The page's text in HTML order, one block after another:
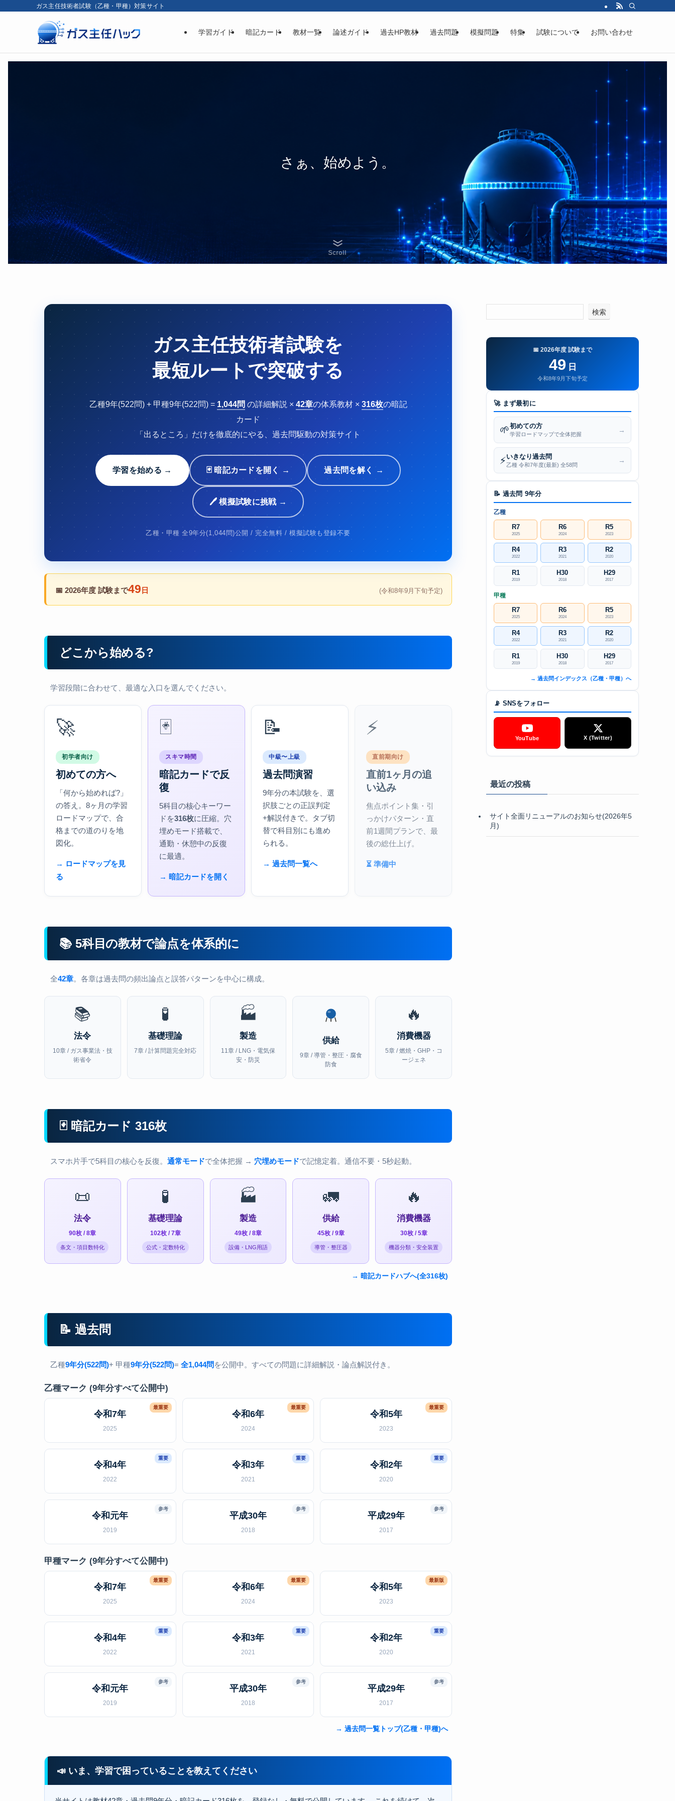
ガス主任技術者試験（乙種・甲種）対策サイト
学習ガイド 暗記カード 教材一覧 論述ガイド 過去HP教材 過去問題 模擬問題 特集 試験について お問い合わせ
さぁ、始めよう。
Scroll
ガス主任技術者試験を
最短ルートで突破する
乙種9年(522問) + 甲種9年(522問) = 1,044問 の詳細解説 × 42章の体系教材 × 316枚の暗記
カード
「出るところ」だけを徹底的にやる、過去問駆動の対策サイト
学習を始める → 🃏 暗記カードを開く → 過去問を解く →
🖊 模擬試験に挑戦 →
乙種・甲種 全9年分(1,044問)公開 / 完全無料 / 模擬試験も登録不要
📅 2026年度 試験まで49 日 (令和8年9月下旬予定)
どこから始める?
学習段階に合わせて、最適な入口を選んでください。
🚀
初学者向け
初めての方へ
「何から始めれば?」
の答え。8ヶ月の学習
ロードマップで、合
格までの道のりを地
図化。
→ ロードマップを見
る
🃏
スキマ時間
暗記カードで反
復
5科目の核心キーワー
ドを316枚に圧縮。穴
埋めモード搭載で、
通勤・休憩中の反復
に最適。
→ 暗記カードを開く
📝
中級〜上級
過去問演習
9年分の本試験を、選
択肢ごとの正誤判定
+解説付きで。タブ切
替で科目別にも進め
られる。
→ 過去問一覧へ
⚡
直前期向け
直前1ヶ月の追
い込み
焦点ポイント集・引
っかけパターン・直
前1週間プランで、最
後の総仕上げ。
⏳ 準備中
📚 5科目の教材で論点を体系的に
全42章。各章は過去問の頻出論点と誤答パターンを中心に構成。
📚
法令
10章 / ガス事業法・技
術省令
🧪
基礎理論
7章 / 計算問題完全対応
🏭
製造
11章 / LNG・電気保
安・防災
供給
9章 / 導管・整圧・腐食
防食
🔥
消費機器
5章 / 燃焼・GHP・コ
ージェネ
🃏 暗記カード 316枚
スマホ片手で5科目の核心を反復。通常モードで全体把握 → 穴埋めモードで記憶定着。通信不要・5秒起動。
📜
法令
90枚 / 8章
条文・項目数特化
🧪
基礎理論
102枚 / 7章
公式・定数特化
🏭
製造
49枚 / 8章
設備・LNG用語
🚛
供給
45枚 / 9章
導管・整圧器
🔥
消費機器
30枚 / 5章
機器分類・安全装置
→ 暗記カードハブへ(全316枚)
📝 過去問
乙種9年分(522問)+ 甲種9年分(522問)=全1,044問 を公開中。すべての問題に詳細解説・論点解説付き。
乙種マーク (9年分すべて公開中)
令和7年
2025
最重要
令和6年
2024
最重要
令和5年
2023
最重要
令和4年
2022
重要
令和3年
2021
重要
令和2年
2020
重要
令和元年
2019
参考
平成30年
2018
参考
平成29年
2017
参考
甲種マーク (9年分すべて公開中)
令和7年
2025
最重要
令和6年
2024
最重要
令和5年
2023
最新版
令和4年
2022
重要
令和3年
2021
重要
令和2年
2020
重要
令和元年
2019
参考
平成30年
2018
参考
平成29年
2017
参考
→ 過去問一覧トップ(乙種・甲種)へ
📣 いま、学習で困っていることを教えてください
検索
📅 2026年度 試験まで
49 日
令和8年9月下旬予定
🚀 まず最初に
🌱初めての方
学習ロードマップで全体把握
→
⚡いきなり過去問
乙種 令和7年度(最新) 全58問
→
📝 過去問 9年分
乙種
R7
2025
R6
2024
R5
2023
R4
2022
R3
2021
R2
2020
R1
2019
H30
2018
H29
2017
甲種
R7
2025
R6
2024
R5
2023
R4
2022
R3
2021
R2
2020
R1
2019
H30
2018
H29
2017
→ 過去問インデックス（乙種・甲種）へ
📡 SNSをフォロー
YouTube X (Twitter)
最近の投稿
サイト全面リニューアルのお知らせ(2026年5
月)